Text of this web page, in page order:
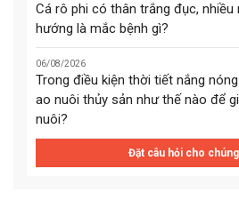
Cá rô phi có thân trắng đục,
hướng là mắc bệnh gì?
06/08/2026
Trong điều kiện thời tiết nắng
ao nuôi thủy sản như thế nào để
nuôi?
Đặt câu hỏi cho